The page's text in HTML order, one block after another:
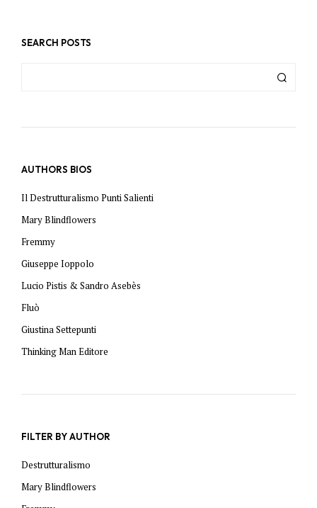
SEARCH POSTS
AUTHORS BIOS
Il Destrutturalismo Punti Salienti
Mary Blindflowers
Fremmy
Giuseppe Ioppolo
Lucio Pistis & Sandro Asebès
Fluò
Giustina Settepunti
Thinking Man Editore
FILTER BY AUTHOR
Destrutturalismo
Mary Blindflowers